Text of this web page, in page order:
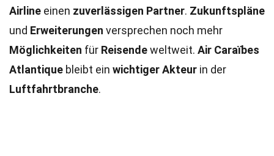
Airline einen zuverlässigen Partner. Zukunftspläne
und Erweiterungen versprechen noch mehr
Möglichkeiten für Reisendeweltweit. Air Caraïbes
Atlantique bleibt ein wichtiger Akteur in der
Luftfahrtbranche.